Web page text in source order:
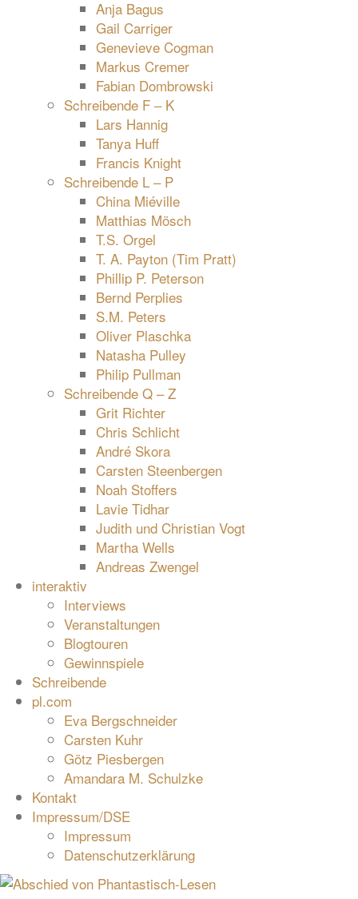
Anja Bagus
Gail Carriger
Genevieve Cogman
Markus Cremer
Fabian Dombrowski
Schreibende F – K
Lars Hannig
Tanya Huff
Francis Knight
Schreibende L – P
China Miéville
Matthias Mösch
T.S. Orgel
T. A. Payton (Tim Pratt)
Phillip P. Peterson
Bernd Perplies
S.M. Peters
Oliver Plaschka
Natasha Pulley
Philip Pullman
Schreibende Q – Z
Grit Richter
Chris Schlicht
André Skora
Carsten Steenbergen
Noah Stoffers
Lavie Tidhar
Judith und Christian Vogt
Martha Wells
Andreas Zwengel
interaktiv
Interviews
Veranstaltungen
Blogtouren
Gewinnspiele
Schreibende
pl.com
Eva Bergschneider
Carsten Kuhr
Götz Piesbergen
Amandara M. Schulzke
Kontakt
Impressum/DSE
Impressum
Datenschutzerklärung